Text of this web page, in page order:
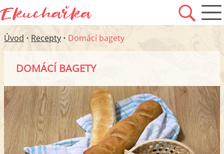
Úvod • Recepty • Domácí bagety
DOMÁCÍ BAGETY